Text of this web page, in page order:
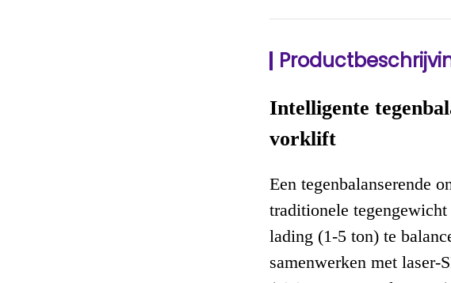
Intelligente
vorklift
Een tegenbalanserende
traditionele
lading (1-5 ton) te
samenwerken met